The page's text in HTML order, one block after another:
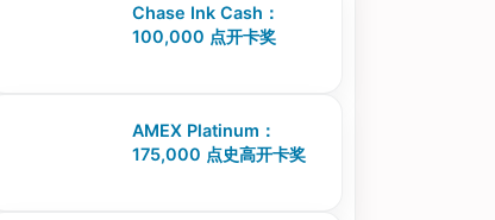
Chase Ink Cash：
100,000 点开卡奖
AMEX Platinum：
175,000 点史高开卡奖